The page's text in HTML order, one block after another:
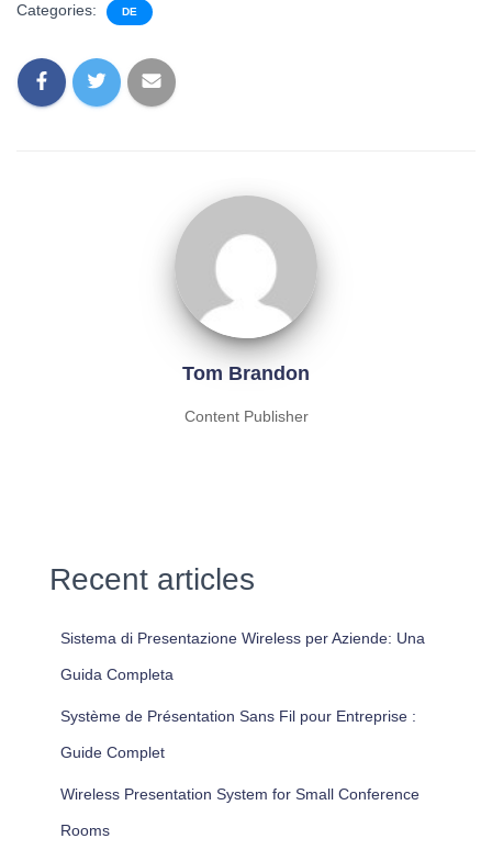
Categories: DE
Tom Brandon
Content Publisher
Recent articles
Sistema di Presentazione Wireless per Aziende: Una
Guida Completa
Système de Présentation Sans Fil pour Entreprise :
Guide Complet
Wireless Presentation System for Small Conference
Rooms